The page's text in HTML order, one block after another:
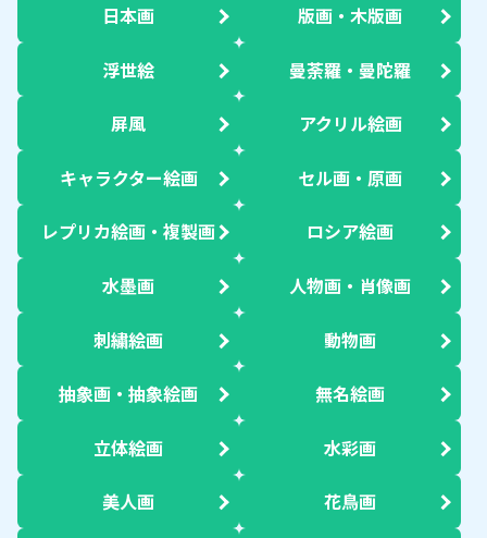
日本画 版画・木版画
浮世絵 曼荼羅・曼陀羅
屏風 アクリル絵画
キャラクター絵画 セル画・原画
レプリカ絵画・複製画 ロシア絵画
水墨画 人物画・肖像画
刺繍絵画 動物画
抽象画・抽象絵画 無名絵画
立体絵画 水彩画
美人画 花鳥画